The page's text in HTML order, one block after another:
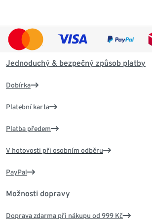
Jednoduchý & bezpečný způsob platby
Dobírka
Platební karta
Platba předem
V hotovosti při osobním odběru
PayPal
Možnosti dopravy
Doprava zdarma při nákupu od 999 Kč